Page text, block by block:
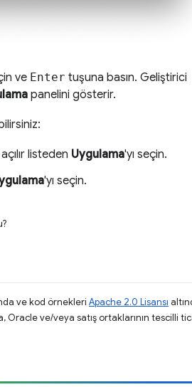
ve Enter tuşuna basın. Geliştirici
panelini gösterir.
listeden Uygulama'yı seçin.
'yı seçin.
ve kod örnekleri Apache 2.0 Lisansı
Oracle ve/veya satış ortaklarının tescilli